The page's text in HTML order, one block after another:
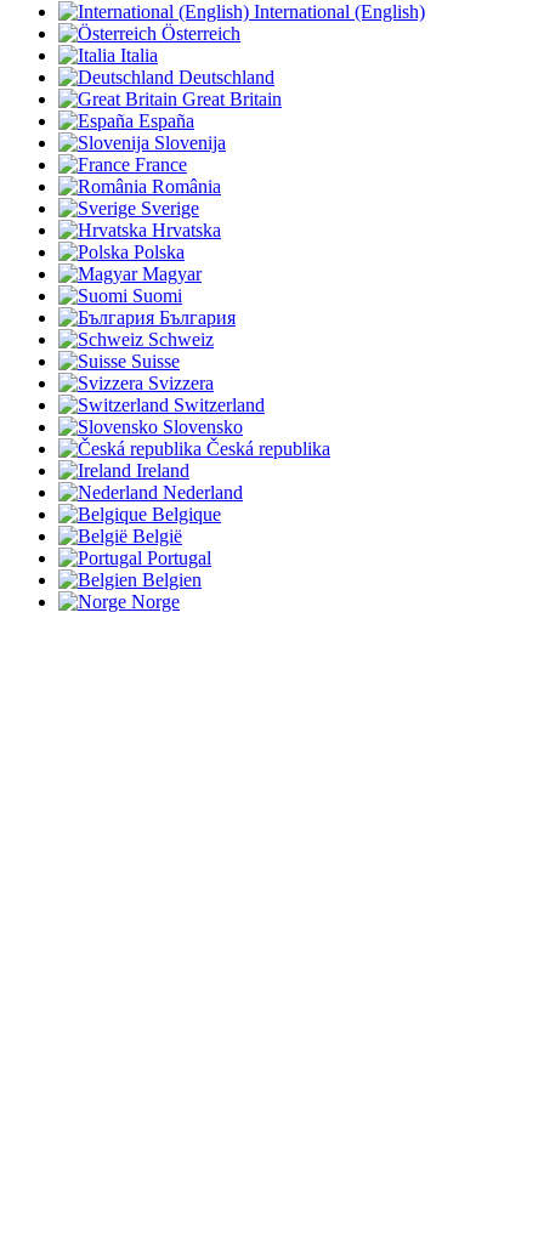
International (English)
Österreich
Italia
Deutschland
Great Britain
España
Slovenija
France
România
Sverige
Hrvatska
Polska
Magyar
Suomi
България
Schweiz
Suisse
Svizzera
Switzerland
Slovensko
Česká republika
Ireland
Nederland
Belgique
België
Portugal
Belgien
Norge